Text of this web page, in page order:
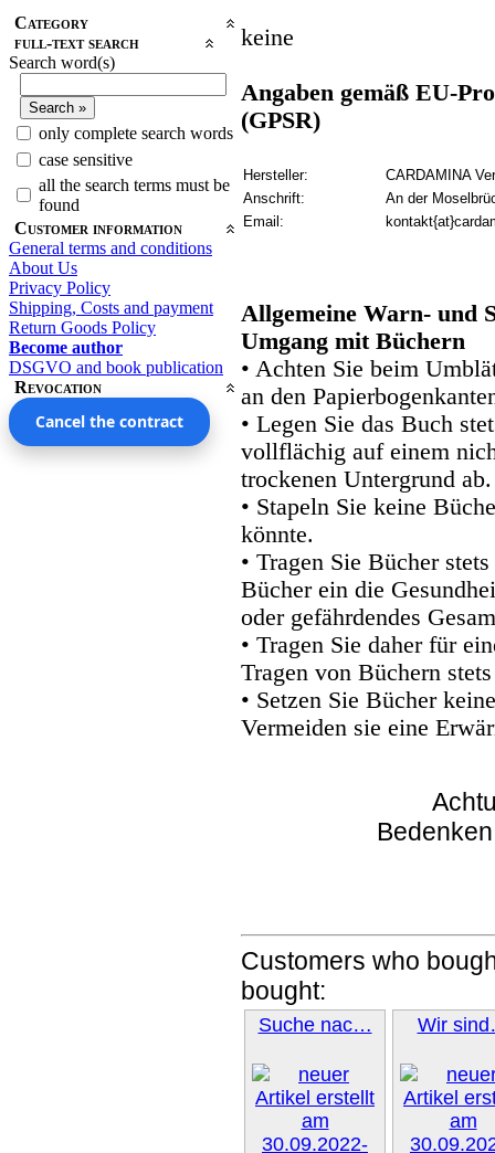
Category
full-text search
Search word(s)
only complete search words
case sensitive
all the search terms must be
found
Customer information
General terms and conditions
About Us
Privacy Policy
Shipping, Costs and payment
Return Goods Policy
Become author
DSGVO and book publication
Revocation
Cancel the contract
keine
Angaben gemäß EU-
(GPSR)
Hersteller:
CARDAMINA
Anschrift:
An der
Email:
Allgemeine Warn- und
Umgang mit Büchern
• Achten Sie beim
an den
• Legen Sie das Buch
vollflächig auf einem
trockenen Untergrund ab.
• Stapeln Sie keine
könnte.
• Tragen Sie Bücher
Bücher ein die
oder gefährdendes
• Tragen Sie daher für
Tragen von Büchern
• Setzen Sie Bücher
Vermeiden sie eine
Customers who
bought:
Suche nac… Wir